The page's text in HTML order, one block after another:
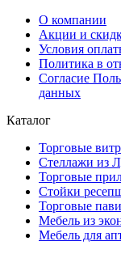
О компании
Акции и
Условия
Политика в
Согласие
данных
Каталог
Торговые
Стеллажи из
Торговые
Стойки
Торговые
Мебель из
Мебель для